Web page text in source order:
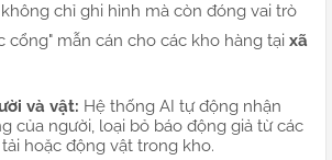
chỉ ghi hình mà còn đóng vai trò
cổng" mẫn cán cho các kho hàng tại xã
và vật: Hệ thống AI tự động nhận
của người, loại bỏ báo động giả từ các
hoặc động vật trong kho.